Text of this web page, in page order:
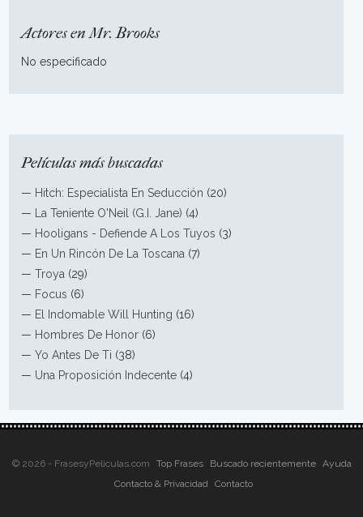
Actores en Mr. Brooks
No especificado
Películas más buscadas
— Hitch: Especialista En Seducción (20)
—
La Teniente O'Neil (G.I. Jane) (4)
— Hooligans - Defiende A Los Tuyos (3)
— En Un Rincón De La Toscana (7)
—Troya (29)
— Focus (6)
— El Indomable Will Hunting (16)
— Hombres De Honor (6)
—Yo Antes De Ti (38)
— Una Proposición Indecente (4)
© 2026 - FrasesyPeliculas.com Top Frases Buscado recientemente
Ayuda
Contacto & Privacidad
Contacto